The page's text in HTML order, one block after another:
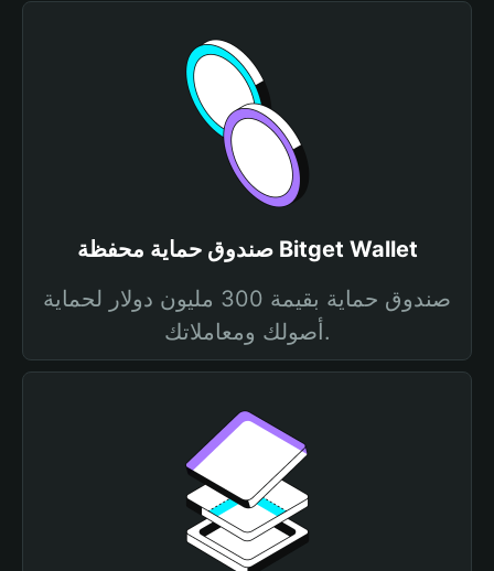
صندوق حماية محفظة Bitget Wallet
صندوق حماية بقيمة 300 مليون دولار لحماية
أصولك ومعاملاتك.